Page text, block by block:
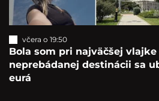
včera o 19:50
Bola som pri najväčšej vlajke
neprebádanej destinácii sa
eurá